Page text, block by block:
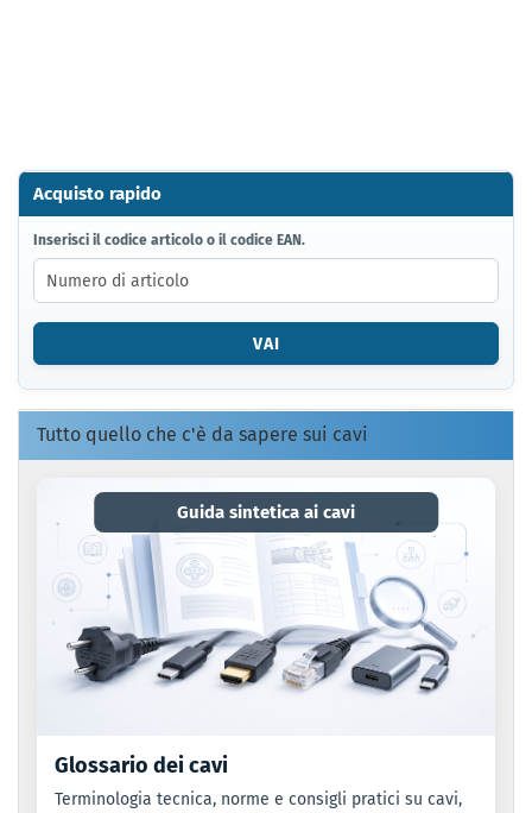
Acquisto rapido
INSERISCI
IL
CODICE
ARTICOLO
O
CODICE
EAN.
Inserisci il codice articolo o il codice EAN.
VAI
Tutto quello che c'è da sapere sui cavi
Guida sintetica ai cavi
Glossario dei cavi
Terminologia tecnica, norme e consigli pratici su cavi,